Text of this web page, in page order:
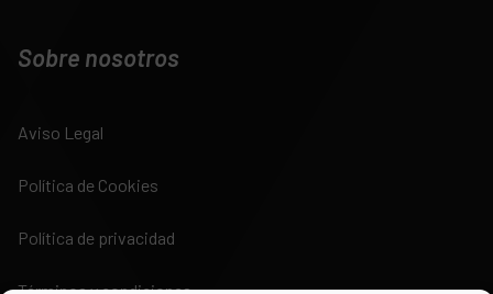
Sobre nosotros
Aviso Legal
Política de Cookies
Política de privacidad
Términos y condiciones